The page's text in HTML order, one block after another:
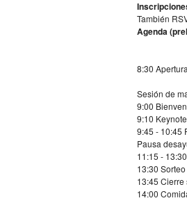
También
Agenda
8:30
Sesión de
9:00
9:10 Keynote
9:45 - 10:45
Pausa
11:15 -
13:30
13:45 Cierre
14:00